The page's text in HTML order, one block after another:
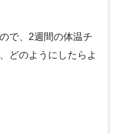
で、2週間の体温チ
どのようにしたらよ